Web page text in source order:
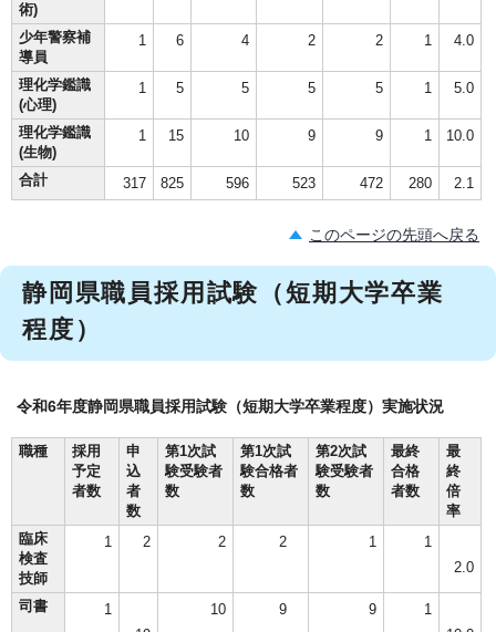
術)
少年警察補
導員
1 6 4 2 2 1 4.0
理化学鑑識
(心理)
1 5 5 5 5 1 5.0
理化学鑑識
(生物)
1 15 10 9 9 1 10.0
合計 317 825 596 523 472 280 2.1
このページの先頭へ戻る
静岡県職員採用試験（短期大学卒業
程度）
令和6年度静岡県職員採用試験（短期大学卒業程度）実施状況
職種
採用
予定
者数
申
込
者
数
第1次試
験受験者
数
第1次試
験合格者
数
第2次試
験受験者
数
最終
合格
者数
最
終
倍
率
臨床
検査
技師
1 2 2 2 1
1
2.0
司書
1
10 9 9
1